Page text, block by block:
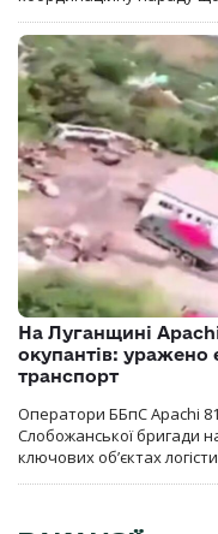
На Луганщині
окупантів: уражено
транспорт
Оператори ББпС Apachi
Слобожанської бригади
ключових об’єктах